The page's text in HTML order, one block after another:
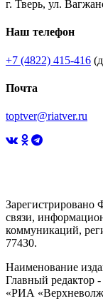
г. Тверь, ул.
Наш телефон
+7 (4822) 415-416
Почта
toptver@riatver.ru
Зарегистрировано
связи,
коммуникаций,
77430.
Наименование
Главный редактор
«РИА